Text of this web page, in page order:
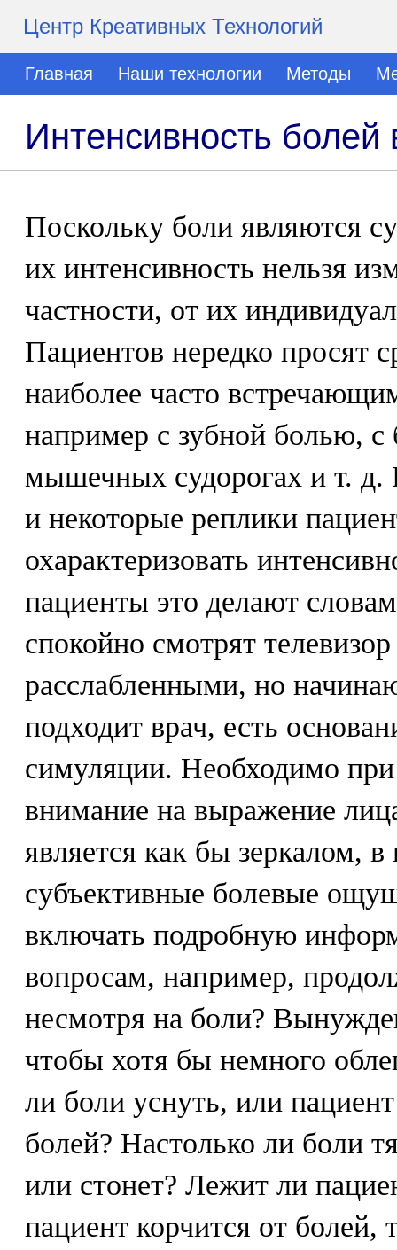
Центр Креативных Технологий
Главная Наши технологии Методы
Интенсивность болей
Поскольку боли являются
их интенсивность нельзя
частности, от их
Пациентов нередко просят
наиболее часто
например с зубной болью,
мышечных судорогах и т.
и некоторые реплики
охарактеризовать
пациенты это делают
спокойно смотрят
расслабленными, но
подходит врач, есть
симуляции. Необходимо
внимание на выражение
является как бы зеркалом,
субъективные болевые
включать подробную
вопросам, например,
несмотря на боли?
чтобы хотя бы немного
ли боли уснуть, или
болей? Настолько ли боли
или стонет? Лежит ли
пациент корчится от болей,